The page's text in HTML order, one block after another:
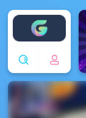
Enjoy4fun